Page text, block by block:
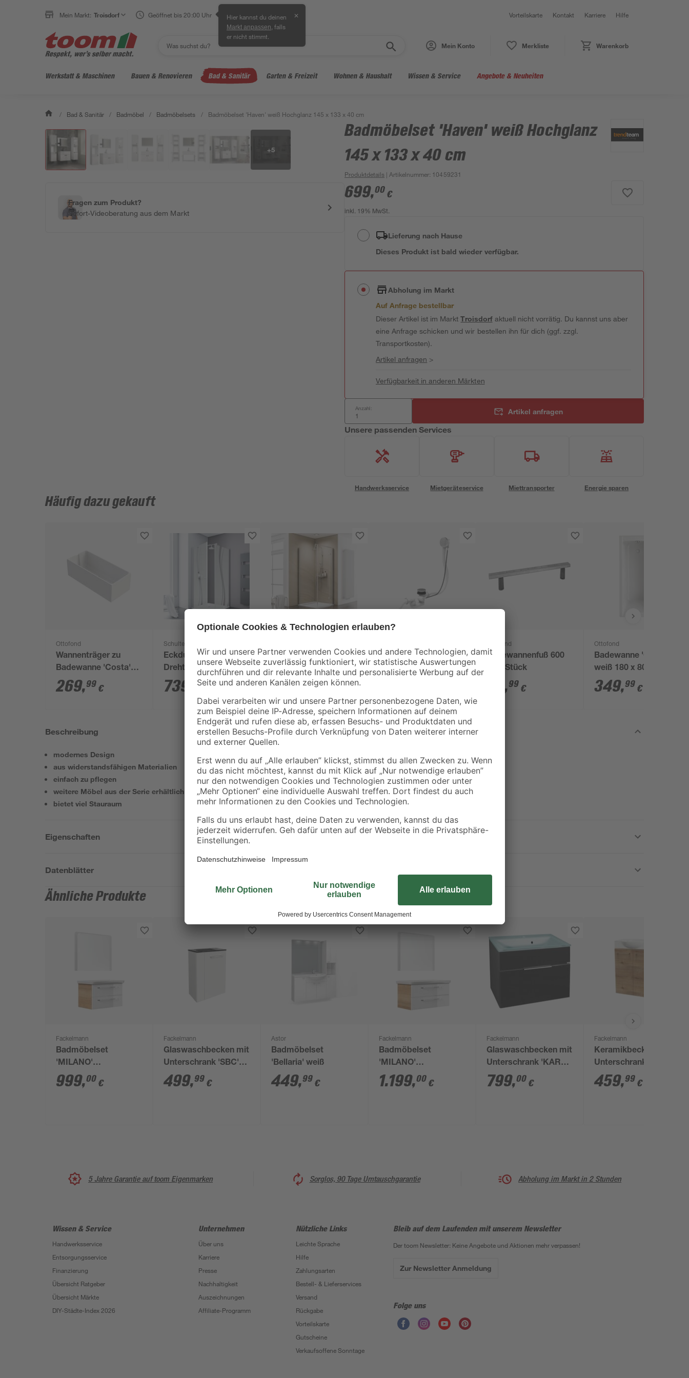
Mein Markt: Troisdorf Geöffnet bis 20:00 Uhr Hier kannst du deinen
Markt anpassen , falls
er nicht stimmt.
✕ Vorteilskarte Kontakt Karriere Hilfe
Mein Konto Merkliste Warenkorb
Werkstatt & Maschinen Bauen & Renovieren Bad & Sanitär Garten & Freizeit Wohnen & Haushalt Wissen & Service Angebote & Neuheiten
/ Bad & Sanitär / Badmöbel / Badmöbelsets / Badmöbelset 'Haven' weiß Hochglanz 145 x 133 x 40 cm
+5
Fragen zum Produkt?
Sofort-Videoberatung aus dem Markt
Badmöbelset 'Haven' weiß Hochglanz
145 x 133 x 40 cm
Produktdetails | Artikelnummer: 10459231
699,00 €
inkl. 19% MwSt.
Lieferung nach Hause
Dieses Produkt ist bald wieder verfügbar.
Abholung im Markt
Auf Anfrage bestellbar
Dieser Artikel ist im MarktTroisdorfaktuell nicht vorrätig. Du kannst uns aber
eine Anfrage schicken und wir bestellen ihn für dich (ggf. zzgl.
Transportkosten).
Artikel anfragen >
Verfügbarkeit in anderen Märkten
Anzahl: Artikel anfragen
Unsere passenden Services
Handwerksservice Mietgeräteservice Miettransporter Energie sparen
Häufig dazu gekauft
Ottofond
Wannenträger zu
Badewanne 'Costa'
180 x 80 cm weiß
269,99 €
Schulte
Eckdusche mit
Drehtür 'ExpressPlus
- Alexa Style 2.0' inkl.
Seitenwand und
Duschwanne flach 90
x 90 x 192 cm, mit
Knopfgriff
739 00€
Eckdusche mit
Drehtür 'MasterClass'
inkl. Seitenwand und
flach, rechtsseitig
1.329,00€
Ab- und
Überlaufgarnitur für
Ottofond
Badewannenfuß 600
kg 2 Stück
,99 €
Ottofond
Badewanne 'Costa'
weiß 180 x 80 cm
349,99 €
Beschreibung
modernes Design
aus widerstandsfähigen Materialien
einfach zu pflegen
weitere Möbel aus der Serie erhältlich
bietet viel Stauraum
Eigenschaften
Datenblätter
Ähnliche Produkte
Fackelmann
Badmöbelset
'MILANO'
Spiegelelement und
Waschbecken mit
999,00 €
Fackelmann
Glaswaschbecken mit
Unterschrank 'SBC'
Hahnloch rechts
grau/weiß 45 x 61,5 x
499,99 €
Astor
Badmöbelset
'Bellaria' weiß
449,99 €
Fackelmann
Badmöbelset
'MILANO'
Spiegelelement und
Waschbecken mit
1.199,00 €
Fackelmann
Glaswaschbecken mit
Unterschrank 'KARA'
mintgrün/anthrazit 80
x 60,2 x 50,1 cm
799,00 €
Fackelmann
Keramikbecken mit
Unterschrank 'SBC'
Hahnloch links
weiß/Eichefarben 54,5
459,99 €
5 Jahre Garantie auf toom Eigenmarken Sorglos, 90 Tage Umtauschgarantie Abholung im Markt in 2 Stunden
Wissen & Service
Handwerksservice
Entsorgungsservice
Finanzierung
Übersicht Ratgeber
Übersicht Märkte
DIY-Städte-Index 2026
Unternehmen
Über uns
Karriere
Presse
Nachhaltigkeit
Auszeichnungen
Affiliate-Programm
Nützliche Links
Leichte Sprache
Hilfe
Zahlungsarten
Bestell- & Lieferservices
Versand
Rückgabe
Vorteilskarte
Gutscheine
Verkaufsoffene Sonntage
Bleib auf dem Laufenden mit unserem Newsletter
Der toom Newsletter: Keine Angebote und Aktionen mehr verpassen!
Zur Newsletter Anmeldung
Folge uns